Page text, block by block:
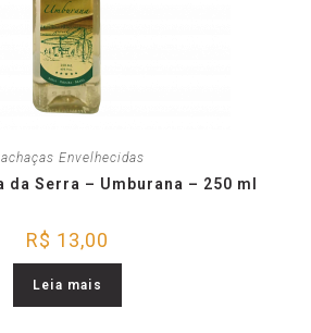
Envelhecidas
da Serra – Umburana – 250 ml
R$ 13,00
Leia mais